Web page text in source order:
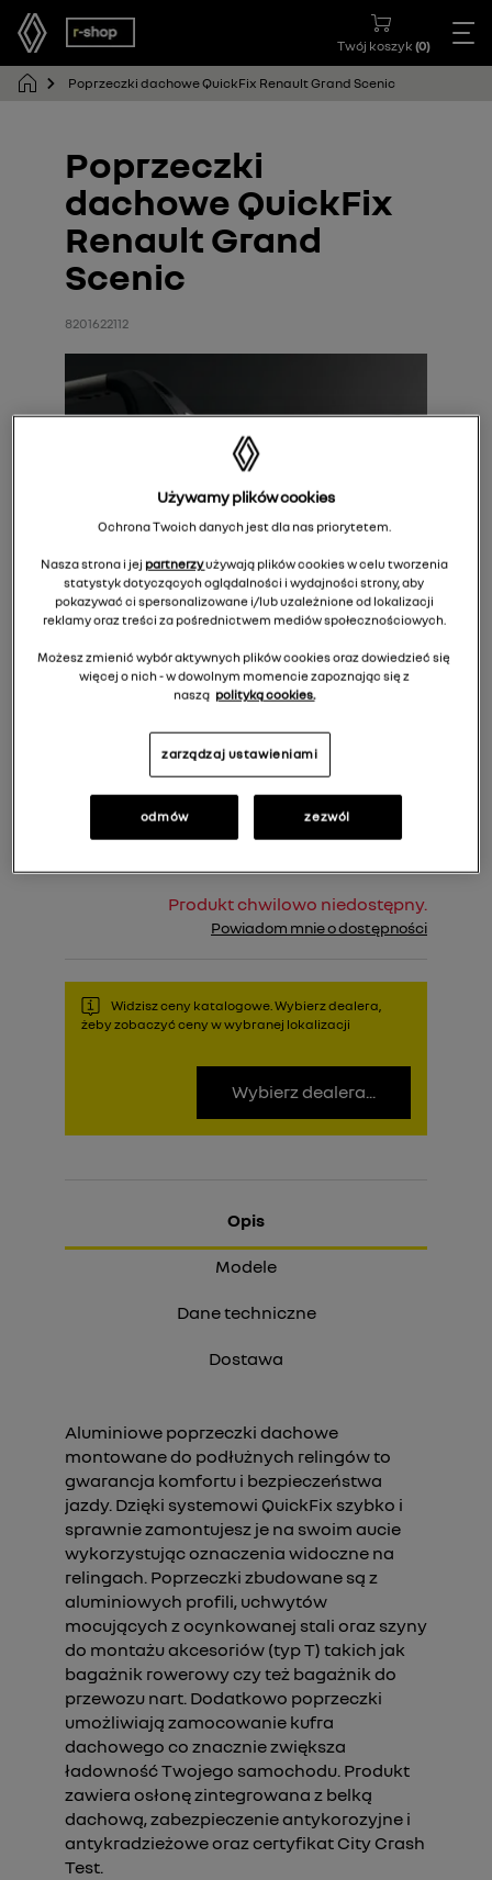
Twój koszyk (0)
Poprzeczki dachowe QuickFix Renault Grand Scenic
Poprzeczki
dachowe QuickFix
Renault Grand
Scenic
8201622112
Cena rekomendowana: 1 529,00 zł
Do koszyka
Produkt chwilowo niedostępny.
Powiadom mnie o dostępności
Widzisz ceny katalogowe. Wybierz dealera,
żeby zobaczyć ceny w wybranej lokalizacji
Wybierz dealera...
Opis
Modele
Dane techniczne
Dostawa
Aluminiowe poprzeczki dachowe
montowane do podłużnych relingów to
gwarancja komfortu i bezpieczeństwa
jazdy. Dzięki systemowi QuickFix szybko i
sprawnie zamontujesz je na swoim aucie
wykorzystując oznaczenia widoczne na
relingach. Poprzeczki zbudowane są z
aluminiowych profili, uchwytów
mocujących z ocynkowanej stali oraz szyny
do montażu akcesoriów (typ T) takich jak
bagażnik rowerowy czy też bagażnik do
przewozu nart. Dodatkowo poprzeczki
umożliwiają zamocowanie kufra
dachowego co znacznie zwiększa
ładowność Twojego samochodu. Produkt
zawiera osłonę zintegrowana z belką
dachową, zabezpieczenie antykorozyjne i
antykradzieżowe oraz certyfikat City Crash
Test.
Używamy plików cookies
Ochrona Twoich danych jest dla nas priorytetem.
Nasza strona i jej partnerzyużywają plików cookies w celu tworzenia
statystyk dotyczących oglądalności i wydajności strony, aby
pokazywać ci spersonalizowane i/lub uzależnione od lokalizacji
reklamy oraz treści za pośrednictwem mediów społecznościowych.
Możesz zmienić wybór aktywnych plików cookies oraz dowiedzieć się
więcej o nich - w dowolnym momencie zapoznając się z
naszą polityką cookies.
zarządzaj ustawieniami
odmów zezwól